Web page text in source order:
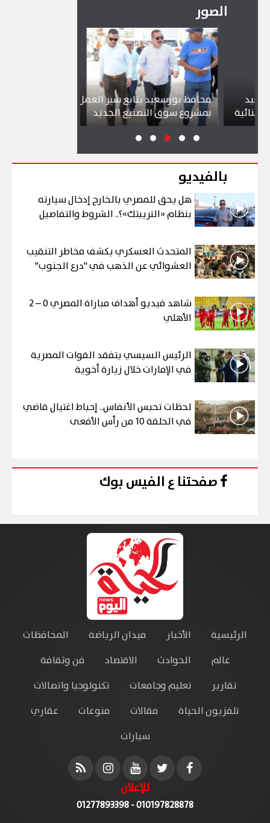
الصور
محافظ بورسعيد يتابع سير العمل
بمشروع سوق التصنيع الجديد
بالفيديو
هل يحق للمصري بالخارج إدخال سيارته
بنظام «التريبتك»؟.. الشروط والتفاصيل
المتحدث العسكري يكشف مخاطر التنقيب
العشوائي عن الذهب في "درع الجنوب"
شاهد فيديو أهداف مباراة المصري 0 – 2
الأهلي
الرئيس السيسي يتفقد القوات المصرية
في الإمارات خلال زيارة أخوية
لحظات تحبس الأنفاس.. إحباط اغتيال قاضي
في الحلقة 10 من رأس الأفعى
صفحتنا ع الفيس بوك
الرئيسية الأخبار ميدان الرياضة
المحافظات
عالم
الحوادث الاقتصاد
فن وثقافة
تقارير
تعليم وجامعات
تكنولوجيا واتصالات
تلفزيون الحياة
مقالات منوعات
عقاري
سيارات
للإعلان
010197828878 - 01277893398